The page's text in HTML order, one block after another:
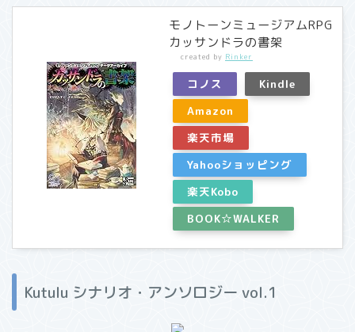
モノトーンミュージアムRPG
カッサンドラの書架
created by Rinker
コノス
Kindle
Amazon
楽天市場
Yahooショッピング
楽天Kobo
BOOK☆WALKER
Kutulu シナリオ・アンソロジー vol.1